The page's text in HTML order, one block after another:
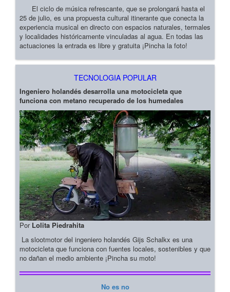
El ciclo de música refrescante, que se prolongará hasta el
25 de julio, es una propuesta cultural itinerante que conecta la
experiencia musical en directo con espacios naturales, termales
y localidades históricamente vinculadas al agua. En todas las
actuaciones la entrada es libre y gratuita ¡Pincha la foto!
TECNOLOGIA POPULAR
Ingeniero holandés desarrolla una motocicleta que
funciona con metano recuperado de los humedales
Por Lolita Piedrahita
La slootmotor del ingeniero holandés Gijs Schalkx es una
motocicleta que funciona con fuentes locales, sostenibles y que
no dañan el medio ambiente ¡Pincha su moto!
No es no